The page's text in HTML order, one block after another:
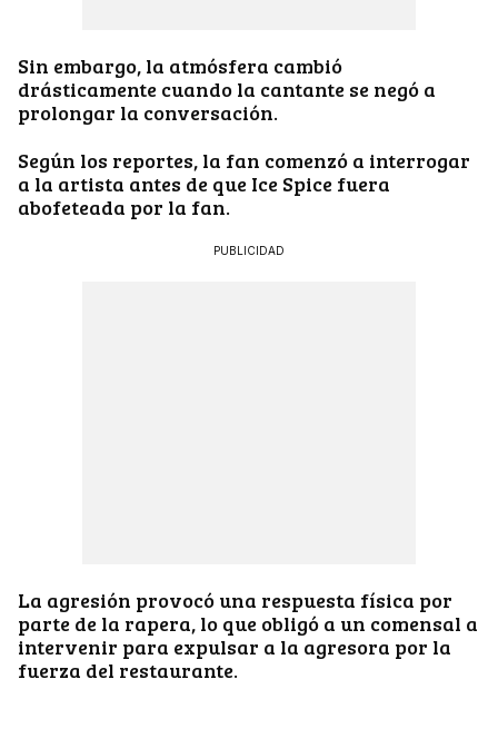
Sin embargo, la atmósfera cambió
drásticamente cuando la cantante se negó a
prolongar la conversación.
Según los reportes, la fan comenzó a interrogar
a la artista antes de que Ice Spice fuera
abofeteada por la fan.
PUBLICIDAD
La agresión provocó una respuesta física por
parte de la rapera, lo que obligó a un comensal a
intervenir para expulsar a la agresora por la
fuerza del restaurante.